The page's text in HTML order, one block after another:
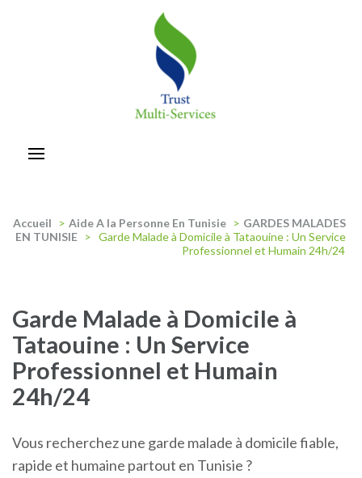
Accueil > Aide A la Personne En Tunisie > GARDES MALADES
EN TUNISIE > Garde Malade à Domicile à Tataouine : Un Service
Professionnel et Humain 24h/24
Garde Malade à Domicile à
Tataouine : Un Service
Professionnel et Humain
24h/24
Vous recherchez une garde malade à domicile fiable,
rapide et humaine partout en Tunisie ?